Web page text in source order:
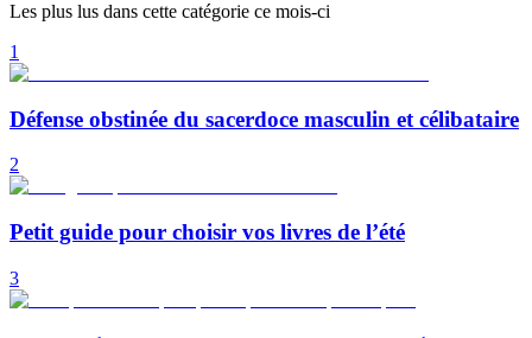
Les plus lus dans cette catégorie ce mois-ci
1
Défense obstinée du sacerdoce masculin et célibataire
2
Petit guide pour choisir vos livres de l’été
3